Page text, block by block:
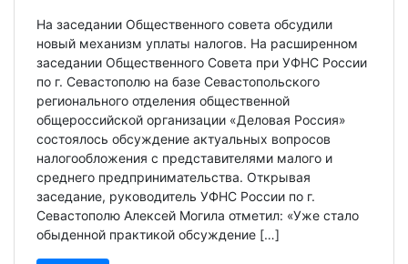
На заседании Общественного совета обсудили
новый механизм уплаты налогов. На расширенном
заседании Общественного Совета при УФНС России
по г. Севастополю на базе Севастопольского
регионального отделения общественной
общероссийской организации «Деловая Россия»
состоялось обсуждение актуальных вопросов
налогообложения с представителями малого и
среднего предпринимательства. Открывая
заседание, руководитель УФНС России по г.
Севастополю Алексей Могила отметил: «Уже стало
обыденной практикой обсуждение […]